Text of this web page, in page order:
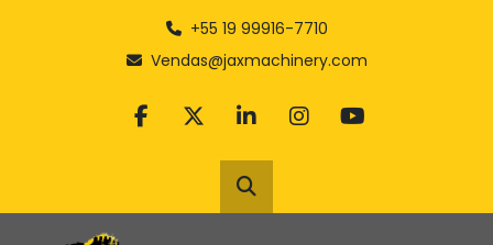
+55 19 99916-7710
Vendas@jaxmachinery.com
facebook
twitterlinkedininstagram
youtube
Pesquisar